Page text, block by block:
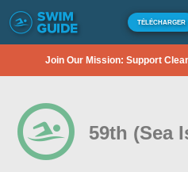
TÉLÉCHARGER
Join Our Mission: Support
59th (Sea